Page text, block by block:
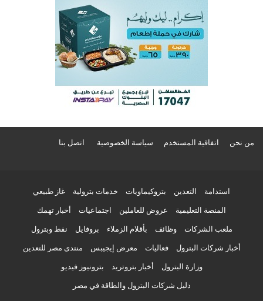
من نحن اتفاقية المستخدم سياسة الخصوصية اتصل بنا
استدامة التعدين بتروكيماويات خدمات بترولية غاز طبيعي
المنصة التعليمية عروض للعاملين اجتماعيات أخبار تهمك
ملعب الشركات وظائف بأقلام الزملاء بروفايل نفط وبترول
أخبار شركات البترول فعاليات معرض إيجيبس منتدى مصر للتعدين
وزارة البترول أخبار بتروتريد بترونيوز فيديو
دليل شركات البترول والطاقة في مصر